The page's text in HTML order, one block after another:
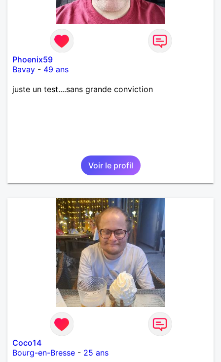
Phoenix59
Bavay - 49 ans
juste un test....sans grande conviction
Voir le profil
Coco14
Bourg-en-Bresse - 25 ans